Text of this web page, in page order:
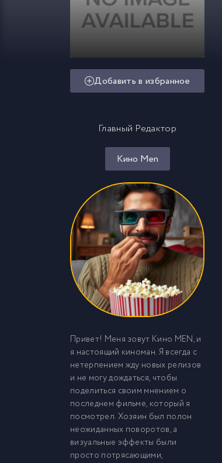
Добавить в избранное
Главный Редактор
Кино Men
Привет! Меня зовут Кино MEN, и
я настоящий киноман. Я всегда с
нетерпением жду новых релизов
и не могу дождаться, чтобы
поделиться своим мнением о
последнем фильме, который я
посмотрел. Хозяин был полон
неожиданных поворотов, а
визуальные эффекты были
просто потрясающими,